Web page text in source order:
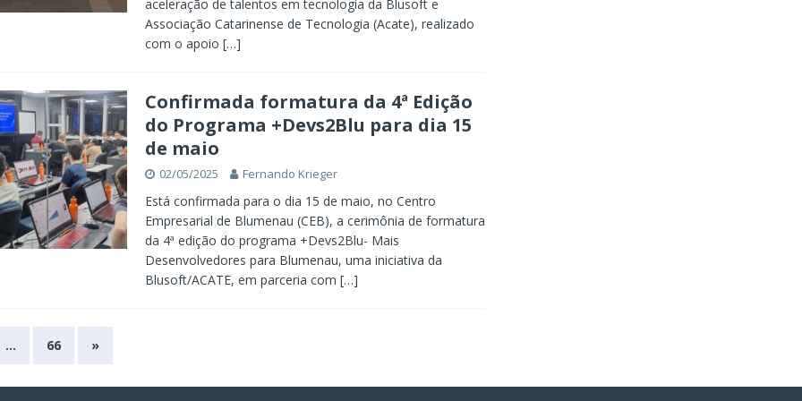
aceleração de talentos em tecnologia da Blusoft e
Associação Catarinense de Tecnologia (Acate), realizado
com o apoio […]
Confirmada formatura da 4ª Edição
do Programa +Devs2Blu para dia 15
de maio
02/05/2025 Fernando Krieger
Está confirmada para o dia 15 de maio, no Centro
Empresarial de Blumenau (CEB), a cerimônia de formatura
da 4ª edição do programa +Devs2Blu- Mais
Desenvolvedores para Blumenau, uma iniciativa da
Blusoft/ACATE, em parceria com […]
… 66 »